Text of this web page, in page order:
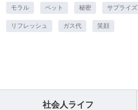
モラル ペット 秘密 サプライズ
リフレッシュ ガス代 笑顔
社会人ライフ